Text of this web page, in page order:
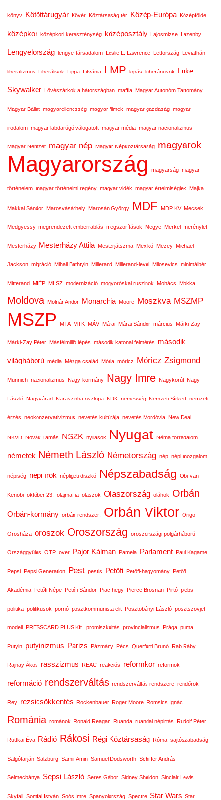
könyv Kötöttárugyár Kövér Köztársaság tér Közép-Európa Középfölde
középkor középkori kereszténység középosztály Lajosmizse Lazenby
Lengyelország lengyel társadalom Leslie L. Lawrence Lettország Leviathán
liberalizmus Liberálisok Lippa Litvánia LMP lopás luheránusok Luke
Skywalker Lövészárkok a hátországban maffia Magyar Autonóm Tartomány
Magyar Bálint magyarellenesség magyar filmek magyar gazdaság magyar
irodalom magyar labdarúgó válogatott magyar média magyar nacionalizmus
Magyar Nemzet magyar nép Magyar Népköztársaság magyarok
Magyarország magyarság magyar
történelem magyar történelmi regény magyar vidék magyar értelmiségiek Majka
Makkai Sándor Marosvásárhely Marosán György MDF MDP KV Mecsek
Medgyessy megrendezett emberrablás megszorítások Megye Merkel merénylet
Mesterházy Mesterházy Attila Mesterjátszma Mexikó Mezey Michael
Jackson migráció Mihail Bathtyin Millerand Millerand-levél Milosevics minimálbér
Mitterand MIÉP MLSZ modernizáció mogyoróskai ruszinok Mohács Mokka
Moldova Molnár Andor Monarchia Moore Moszkva MSZMP
MSZP MTA MTK MÁV Márai Márai Sándor március Márki-Zay
Márki-Zay Péter Másfélmillió lépés második katonai felmérés második
világháború média Mézga család Mória móricz Móricz Zsigmond
Münnich nacionalizmus Nagy-kormány Nagy Imre Nagykörút Nagy
László Nagyvárad Naraszinha oszlopa NDK nemesség Nemzeti Sírkert nemzeti
érzés neokonzervativizmus nevetés kultúrája nevetés Mordóvia New Deal
NKVD Novák Tamás NSZK nyilasok Nyugat Néma forradalom
németek Németh László Németország nép népi mozgalom
népiség népi írók népligeti diszkó Népszabadság Obi-van
Kenobi október 23. olajmaffia olaszok Olaszország oláhok Orbán
Orbán-kormány orbán-rendszer: Orbán Viktor Origo
Orosháza oroszok Oroszország oroszországi polgárháború
Országgyűlés OTP over Pajor Kálmán Pamela Parlament Paul Kagame
Pepsi Pepsi Generation Pest pestis Petőfi Petőfi-hagyomány Petőfi
Akadémia Petőfi Népe Petőfi Sándor Piac-hegy Pierce Brosnan Pirtó plebs
politika politikusok pornó posztkommunista elit Posztobányi László posztszovjet
modell PRESSCARD PLUS Kft. promiszkuitás provincializmus Prága puma
Putyin putyinizmus Párizs Pázmány Pécs Querfurti Brunó Rab Ráby
Rajnay Ákos rasszizmus REAC reakciós reformkor reformok
reformáció rendszerváltás rendszerváltás rendszere rendőrök
Rey rezsicsökkentés Rockenbauer Roger Moore Romsics Ignác
Románia románok Ronald Reagan Ruanda ruandai népirtás Rudolf Péter
Ruttkai Éva Rádió Rákosi Régi Köztársaság Róma sajtószabadság
Salgótarján Salzburg Samir Amin Samuel Dodsworth Schiffer András
Selmecbánya Sepsi László Seres Gábor Sidney Sheldon Sinclair Lewis
Skyfall Somfai István Soós Imre Spanyolország Spectre Star Wars Star